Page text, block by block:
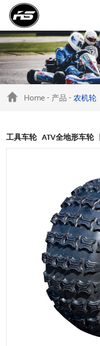
Home - 产品 - 农机轮
工具车轮 ATV全地形车轮